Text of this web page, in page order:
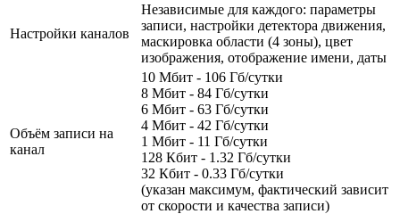
Настройки каналов
Независимые для каждого: параметры
записи, настройки детектора движения,
маскировка области (4 зоны), цвет
изображения, отображение имени, даты
Объём записи на
канал
10 Мбит - 106 Гб/сутки
8 Мбит - 84 Гб/сутки
6 Мбит - 63 Гб/сутки
4 Мбит - 42 Гб/сутки
1 Мбит - 11 Гб/сутки
128 Кбит - 1.32 Гб/сутки
32 Кбит - 0.33 Гб/сутки
(указан максимум, фактический зависит
от скорости и качества записи)